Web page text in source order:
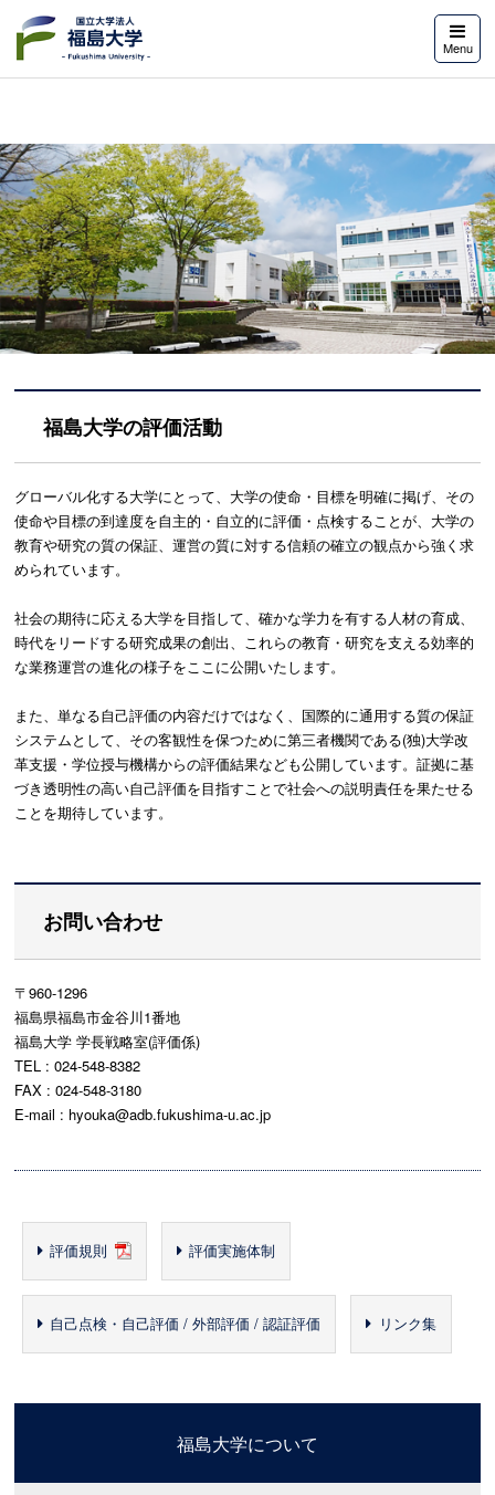
Menu
福島大学の評価活動
グローバル化する大学にとって、大学の使命・目標を明確に掲げ、その
使命や目標の到達度を自主的・自立的に評価・点検することが、大学の
教育や研究の質の保証、運営の質に対する信頼の確立の観点から強く求
められています。
社会の期待に応える大学を目指して、確かな学力を有する人材の育成、
時代をリードする研究成果の創出、これらの教育・研究を支える効率的
な業務運営の進化の様子をここに公開いたします。
また、単なる自己評価の内容だけではなく、国際的に通用する質の保証
システムとして、その客観性を保つために第三者機関である(独)大学改
革支援・学位授与機構からの評価結果なども公開しています。証拠に基
づき透明性の高い自己評価を目指すことで社会への説明責任を果たせる
ことを期待しています。
お問い合わせ
〒960-1296
福島県福島市金谷川1番地
福島大学 学長戦略室(評価係)
TEL : 024-548-8382
FAX : 024-548-3180
E-mail : hyouka@adb.fukushima-u.ac.jp
評価規則 評価実施体制
自己点検・自己評価 / 外部評価 / 認証評価 リンク集
福島大学について